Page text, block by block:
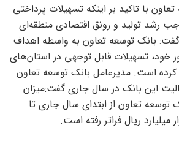
با تاکید بر اینکه تسهیلات پرداختی
رشد تولید و رونق اقتصادی منطقه‌ای
بانک توسعه تعاون به واسطه اهداف
خود، تسهیلات قابل توجهی در استان‌های
کرده است. مدیرعامل بانک توسعه تعاون
این بانک در سال جاری گفت:میزان
توسعه تعاون از ابتدای سال جاری تا